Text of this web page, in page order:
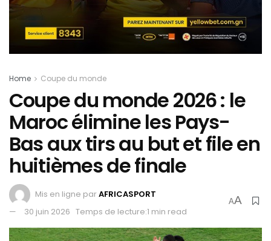
Home Coupe du monde
Coupe du monde 2026 : le
Maroc élimine les Pays-
Bas aux tirs au but et file en
huitièmes de finale
Mis en ligne parAFRICASPORT
30 juin 2026 Temps de lecture:1 min read
AA